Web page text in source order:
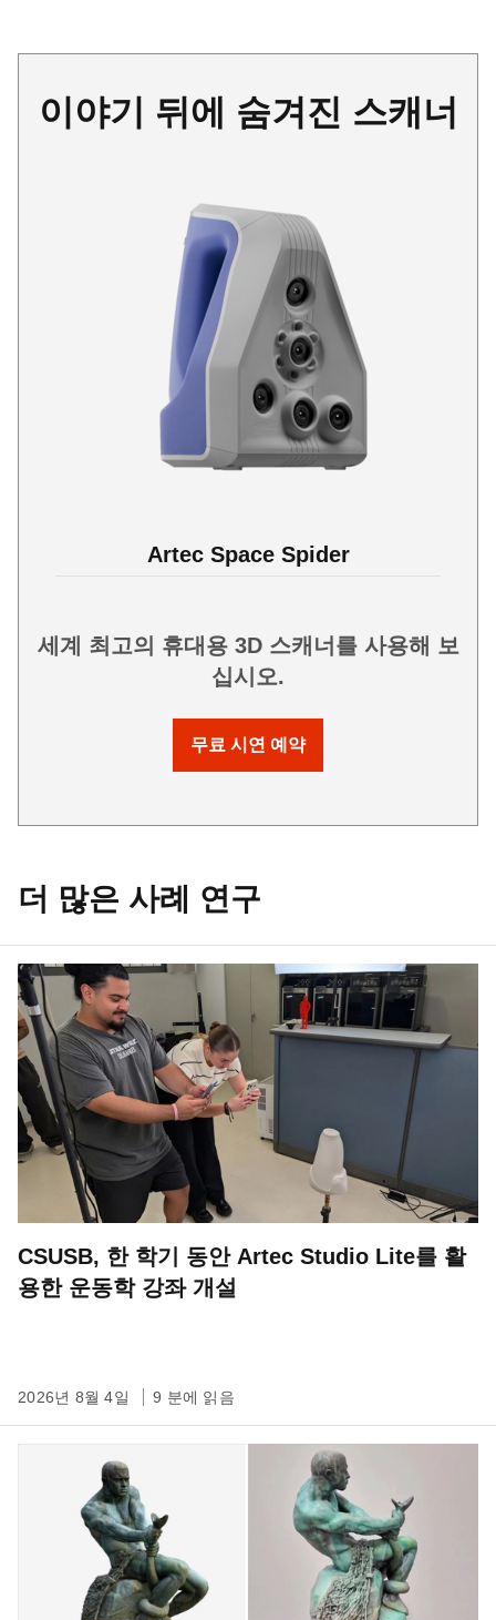
이야기 뒤에 숨겨진 스캐너
Artec Space Spider
세계 최고의 휴대용 3D 스캐너를 사용해 보
십시오.
무료 시연 예약
더 많은 사례 연구
CSUSB, 한 학기 동안 Artec Studio Lite를 활
용한 운동학 강좌 개설
2026년 8월 4일 9 분에 읽음